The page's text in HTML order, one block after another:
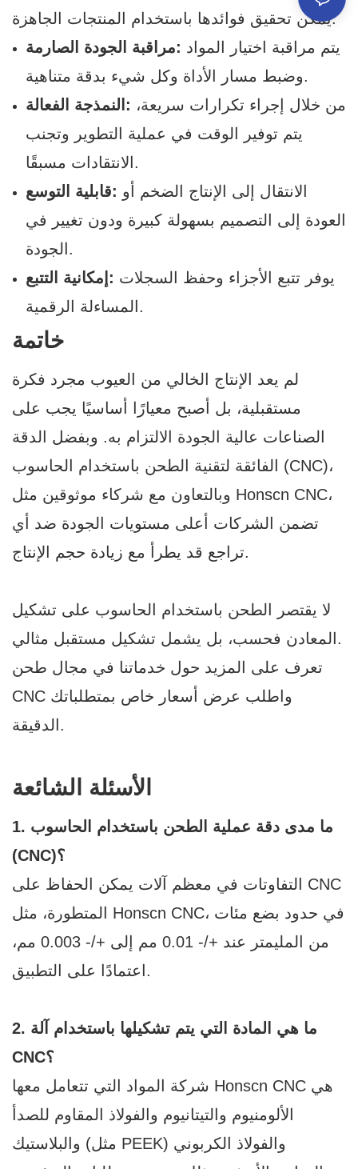
يمكن تحقيق فوائدها باستخدام المنتجات الجاهزة:
مراقبة الجودة الصارمة: يتم مراقبة اختيار المواد
وضبط مسار الأداة وكل شيء بدقة متناهية.
النمذجة الفعالة: من خلال إجراء تكرارات سريعة،
يتم توفير الوقت في عملية التطوير وتجنب
الانتقادات مسبقًا.
قابلية التوسع: الانتقال إلى الإنتاج الضخم أو
العودة إلى التصميم بسهولة كبيرة ودون تغيير في
الجودة.
إمكانية التتبع:
يوفر تتبع الأجزاء وحفظ السجلات
المساءلة.
خاتمة
لم يعد الإنتاج الخالي من العيوب مجرد فكرة
مستقبلية، بل أصبح معيارًا أساسيًا يجب على
الصناعات عالية الجودة الالتزام به. وبفضل الدقة
الفائقة لتقنية الطحن باستخدام الحاسوب (CNC)،
وبالتعاون مع شركاء موثوقين مثل Honscn CNC،
تضمن الشركات أعلى مستويات الجودة ضد أي
تراجع قد يطرأ مع زيادة حجم الإنتاج.
لا يقتصر الطحن باستخدام الحاسوب على تشكيل
المعادن فحسب، بل يشمل تشكيل مستقبل مثالي.
تعرف على المزيد حول خدماتنا في مجال طحن
CNC واطلب عرض أسعار خاص بمتطلباتك
الدقيقة.
الأسئلة الشائعة
1. ما مدى دقة عملية الطحن باستخدام الحاسوب
(CNC)؟
التفاوتات في معظم آلات CNC
المتطورة، مثل
Honscn CNC، في حدود بضع مئات
من المليمتر عند +/- 0.01 مم إلى +/- 0.003 مم،
اعتمادًا على التطبيق.
2. ما هي المادة التي يتم تشكيلها باستخدام آلة
CNC؟
المواد التي تتعامل معها
شركة Honscn CNC هي
الألومنيوم والتيتانيوم والفولاذ المقاوم للصدأ
والبلاستيك (مثل PEEK) والفولاذ الكربوني